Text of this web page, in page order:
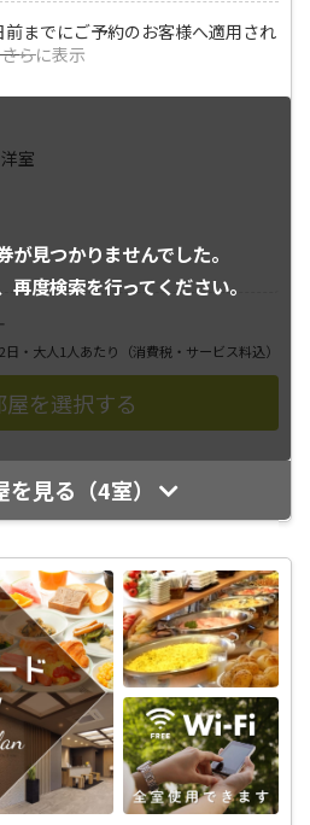
10日前までにご予約のお客様へ適用され
さらに表示
が見つかりませんでした。
再度検索を行ってください。
洋室
日・大人1人あたり （消費税・サービス料込）
見る（4室）